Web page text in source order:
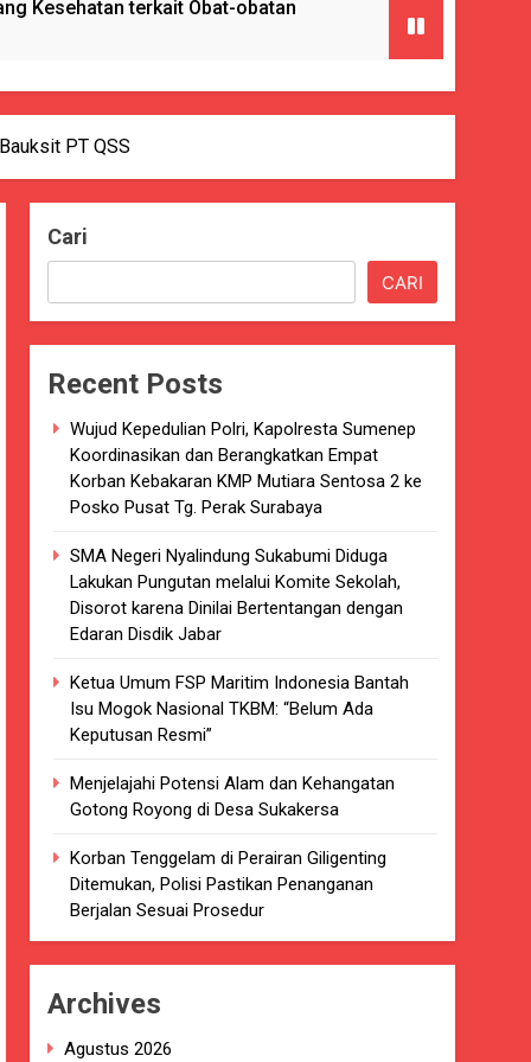
Kesehatan terkait Obat-obatan
ke Enam Kalinya.
Kab. Sukabumi.
Serta Pelatihan PBB
BAIK
Sukabumi selama 7 Tahun.
di puskesmas.
terkait Dugaan beredar nya Obat
Kabupaten Sukabumi Angkat
akan Kadaluarsa oleh Puskesmas
PT QSS
Cari
CARI
Recent Posts
Wujud Kepedulian Polri, Kapolresta Sumenep
Koordinasikan dan Berangkatkan Empat
Korban Kebakaran KMP Mutiara Sentosa 2 ke
Posko Pusat Tg. Perak Surabaya
SMA Negeri Nyalindung Sukabumi Diduga
Lakukan Pungutan melalui Komite Sekolah,
Disorot karena Dinilai Bertentangan dengan
Edaran Disdik Jabar
Ketua Umum FSP Maritim Indonesia Bantah
Isu Mogok Nasional TKBM: “Belum Ada
Keputusan Resmi”
Menjelajahi Potensi Alam dan Kehangatan
Gotong Royong di Desa Sukakersa
Korban Tenggelam di Perairan Giligenting
Ditemukan, Polisi Pastikan Penanganan
Berjalan Sesuai Prosedur
Archives
Agustus 2026